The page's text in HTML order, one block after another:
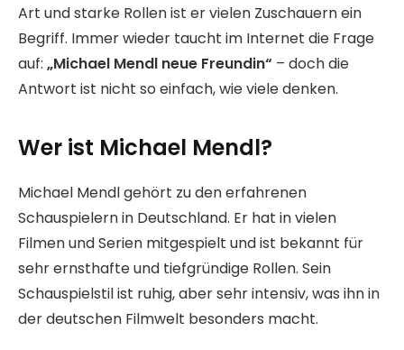
Art und starke Rollen ist er vielen Zuschauern ein
Begriff. Immer wieder taucht im Internet die Frage
auf: „Michael Mendl neue Freundin“ – doch die
Antwort ist nicht so einfach, wie viele denken.
Wer ist Michael Mendl?
Michael Mendl gehört zu den erfahrenen
Schauspielern in Deutschland. Er hat in vielen
Filmen und Serien mitgespielt und ist bekannt für
sehr ernsthafte und tiefgründige Rollen. Sein
Schauspielstil ist ruhig, aber sehr intensiv, was ihn in
der deutschen Filmwelt besonders macht.